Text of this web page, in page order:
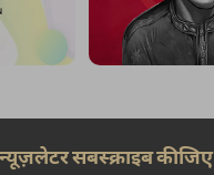
सबस्क्राइब कीजिए